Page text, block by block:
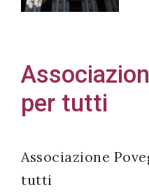
per tutti
Associazione
tutti
Acconsento
all'uso dei
accordo
con il